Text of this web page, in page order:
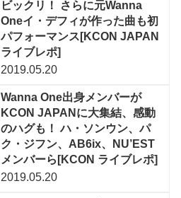
ビックリ！ さらに元Wanna
Oneイ・デフィが作った曲も初
パフォーマンス[KCON JAPAN
ライブレポ]
2019.05.20
Wanna One出身メンバーが
KCON JAPANに大集結、感動
のハグも！ ハ・ソンウン、パ
ク・ジフン、AB6ix、NU’EST
メンバーら[KCON ライブレポ]
2019.05.20